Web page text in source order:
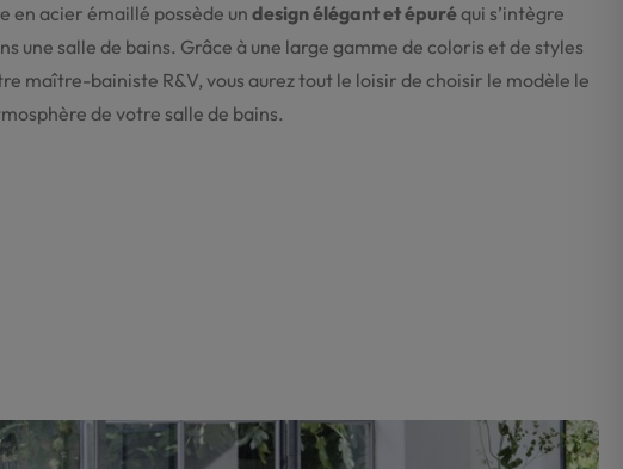
en acier émaillé possède undesign élégant et épuréqui s’intègre
une salle de bains. Grâce à une large gamme de coloris et de styles
maître-bainiste R&V, vous aurez tout le loisir de choisir le modèle le
de votre salle de bains.